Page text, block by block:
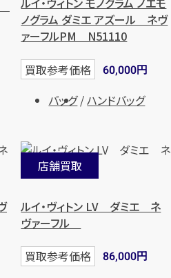
時間・年中無休(年末年
始除く)
ノグラム ダミエ アズール ネヴ
ァーフルPM N51110
買取参考価格 60,000円
バッグ ハンドバッグ
店舗買取
ルイ・ヴィトン LV ダミエ ネ
ヴァーフル
買取参考価格 86,000円